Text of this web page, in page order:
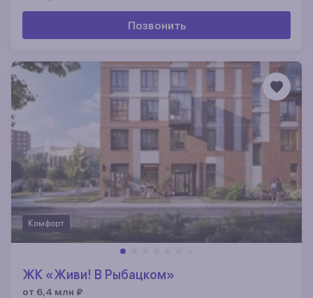
Позвонить
Комфорт
ЖК «Живи! В Рыбацком»
от 6,4 млн ₽